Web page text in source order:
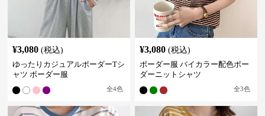
¥3,080 (税込)
ゆったりカジュアルボーダーTシ
ャツ ボーダー服
全4色
¥3,080 (税込)
ボーダー服 バイカラー配色ボー
ダーニットシャツ
全3色